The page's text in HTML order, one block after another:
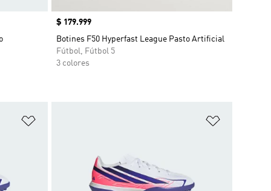
Precio
$ 179.999
Botines F50 Hyperfast League Pasto Artificial
Fútbol, Fútbol 5
3 colores